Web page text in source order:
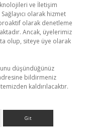
ve İletişim
olarak hizmet
olarak denetleme
Ancak, üyelerimiz
olup, siteye üye olarak
düşündüğünüz
bildirmeniz
kaldırılacaktır.